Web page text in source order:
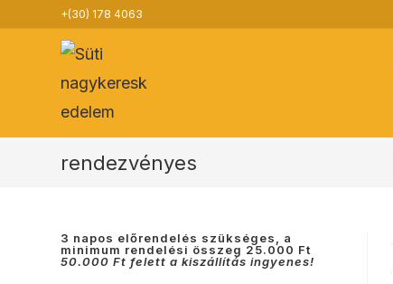
to
+(30) 178 4063
rendezvényes
3 napos előrendelés szükséges, a
minimum rendelési összeg 25.000 Ft
50.000 Ft felett a kiszállítás ingyenes!